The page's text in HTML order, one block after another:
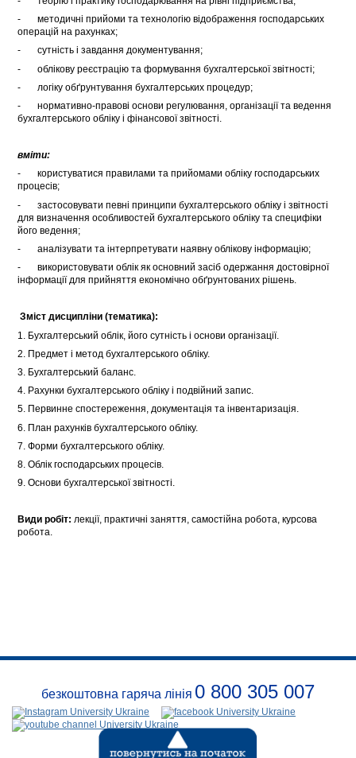
- методичні прийоми та технологію відображення господарських
операцій на рахунках;
- сутність і завдання документування;
- облікову реєстрацію та формування бухгалтерської звітності;
- логіку обґрунтування бухгалтерських процедур;
- нормативно-правові основи регулювання, організації та ведення
бухгалтерського обліку і фінансової звітності.
вміти:
- користуватися правилами та прийомами обліку господарських
процесів;
- застосовувати певні принципи бухгалтерського обліку і звітності
для визначення особливостей бухгалтерського обліку та специфіки
його ведення;
- аналізувати та інтерпретувати наявну облікову інформацію;
- використовувати облік як основний засіб одержання достовірної
інформації для прийняття економічно обґрунтованих рішень.
Зміст дисципліни (тематика):
1. Бухгалтерський облік, його сутність і основи організації.
2. Предмет і метод бухгалтерського обліку.
3. Бухгалтерський баланс.
4. Рахунки бухгалтерського обліку і подвійний запис.
5. Первинне спостереження, документація та інвентаризація.
6. План рахунків бухгалтерського обліку.
7. Форми бухгалтерського обліку.
8. Облік господарських процесів.
9. Основи бухгалтерської звітності.
Види робіт:лекції, практичні заняття, самостійна робота, курсова
робота.
безкоштовна гаряча лінія 0 800 305 007
Про
заклад